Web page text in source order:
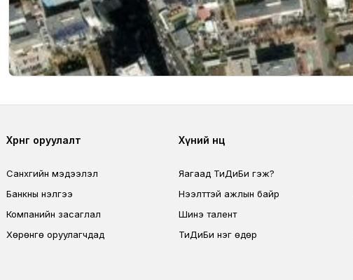
Footer third
Хөрөнгө оруулалт
Санхүүгийн мэдээлэл
Банкны үнэлгээ
Компанийн засаглал
Хөрөнгө оруулагчдад
Footer second
Хүний нөөц
Яагаад ТиДиБи гэж?
Нээлттэй ажлын байр
Шинэ талент
ТиДиБи нэг өдөр